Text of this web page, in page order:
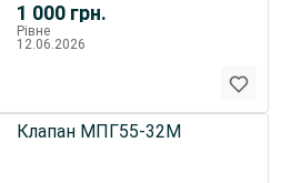
1 000 грн.
Рівне
12.06.2026
Клапан МПГ55-32М